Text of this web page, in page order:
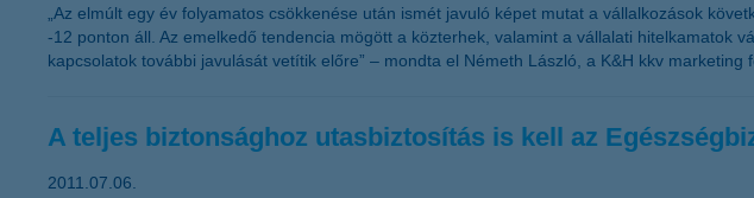
„Az elmúlt egy év folyamatos csökkenése után ismét javuló képet mutat a vállalkozások
-12 ponton áll. Az emelkedő tendencia mögött a közterhek, valamint a vállalati hitelkamatok
kapcsolatok további javulását vetítik előre” – mondta el Németh László, a K&H kkv marketing
A teljes biztonsághoz utasbiztosítás is kell az
2011.07.06.